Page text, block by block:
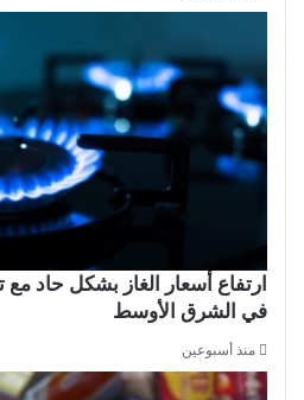
ارتفاع أسعار الغاز بشكل حاد مع
في الشرق الأوسط
منذ أسبوعين